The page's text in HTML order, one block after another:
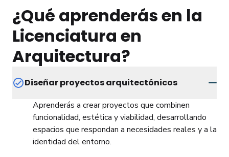
¿Qué aprenderás en la
Licenciatura en
Arquitectura?
Diseñar proyectos arquitectónicos
Aprenderás a crear proyectos que combinen
funcionalidad, estética y viabilidad, desarrollando
espacios que respondan a necesidades reales y a la
identidad del entorno.